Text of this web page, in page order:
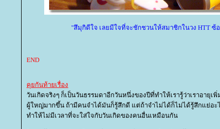
"สึมุกิดีใจ เลยมีใจที่จะชักชวนให้สมาชิกในวง HTT ซ้
END
คุยกันท้ายเรื่อง
วันเกิดจริงๆ ก็เป็นวันธรรมดาอีกวันหนึ่งของปีที่ทำให้เรารู้ว่าเราอายุเ
ผู้ใหญ่มากขึ้น ถ้ามีคนจำได้มันก็รู้สึกดี แต่ถ้าจำไม่ได้ก็ไม่ได้รู้สึกแย่อะ
ทำให้ไม่มีเวลาที่จะใส่ใจกับวันเกิดของคนอื่นเหมือนกัน